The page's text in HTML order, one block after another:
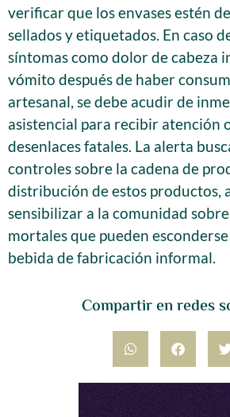
Compartir en redes
verificar que los envases estén
sellados y etiquetados. En caso
síntomas como dolor de cabeza
vómito después de haber
artesanal, se debe acudir de
asistencial para recibir atención
desenlaces fatales. La alerta
controles sobre la cadena de
distribución de estos productos,
sensibilizar a la comunidad
mortales que pueden
bebida de fabricación informal.